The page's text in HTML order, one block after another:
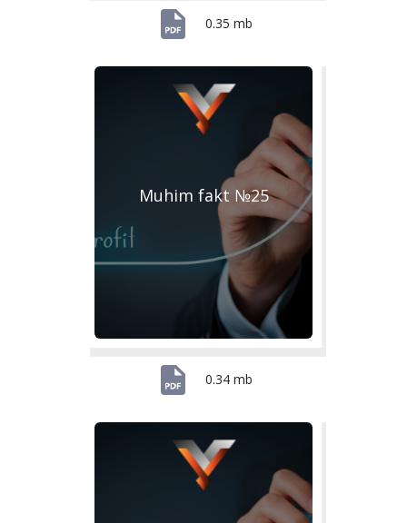
0.35 mb
Muhim fakt №25
0.34 mb